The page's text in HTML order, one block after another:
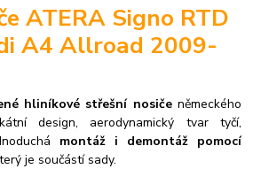
ATERA Signo RTD
A4 Allroad 2009-
hliníkové střešní nosičeněmeckého
design, aerodynamický tvar tyčí,
montáž i demontáž pomocí
je součástí sady.